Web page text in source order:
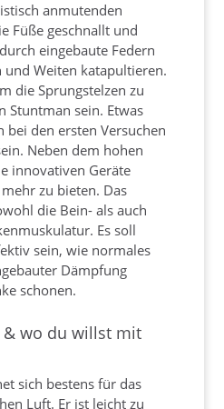
anmutenden
Füße geschnallt und
eingebaute Federn
und Weiten katapultieren.
die Sprungstelzen zu
Stuntman sein. Etwas
den ersten Versuchen
Neben dem hohen
innovativen Geräte
zu bieten. Das
die Bein- als auch
Es soll
sein, wie normales
Dämpfung
schonen.
wo du willst mit
sich bestens für das
Luft. Er ist leicht zu